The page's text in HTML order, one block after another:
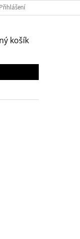
Přihlášení
košík